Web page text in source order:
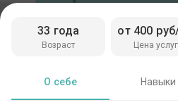
Возраст
33 года
Цена
от 400
О себе Навыки